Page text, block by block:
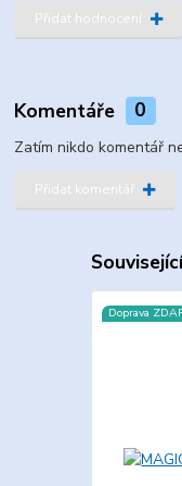
Přidat hodnocení
Komentáře 0
Zatím nikdo komentář
Přidat komentář
Doprava